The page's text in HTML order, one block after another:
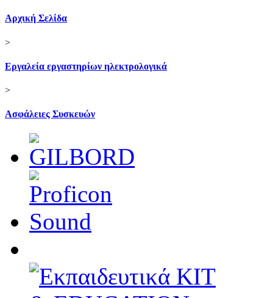
Αρχική Σελίδα
>
Εργαλεία εργαστηρίων ηλεκτρολογικά
>
Ασφάλειες Συσκευών